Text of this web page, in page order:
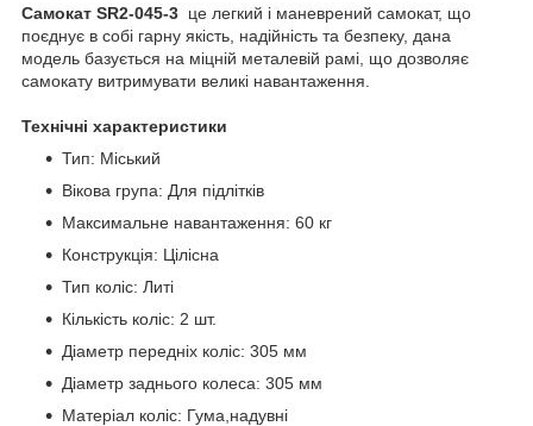
Самокат SR2-045-3 це легкий і маневрений самокат, що
поєднує в собі гарну якість, надійність та безпеку, дана
модель базується на міцній металевій рамі, що дозволяє
самокату витримувати великі навантаження.
Технічні характеристики
Тип: Міський
Вікова група: Для підлітків
Максимальне навантаження: 60 кг
Конструкція: Цілісна
Тип коліс: Литі
Кількість коліс: 2 шт.
Діаметр передніх коліс: 305 мм
Діаметр заднього колеса: 305 мм
Матеріал коліс: Гума,надувні